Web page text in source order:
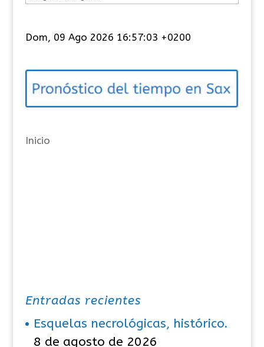
e
o
í
s
Dom, 09 Ago 2026 16:57:03 +0200
Inicio
Entradas recientes
Esquelas necrológicas, histórico.
8 de agosto de 2026